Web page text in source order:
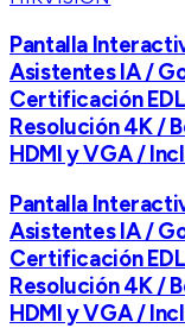
Pantalla
Asistentes IA /
Certificación
Resolución 4K /
HDMI y VGA /
Pantalla
Asistentes IA /
Certificación
Resolución 4K /
HDMI y VGA /